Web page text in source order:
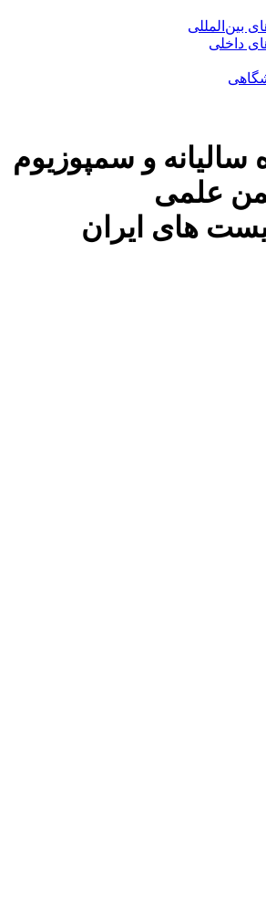
بین‌المللی
داخلی
سالیانه و سمپوزیوم
علمی
های ایران